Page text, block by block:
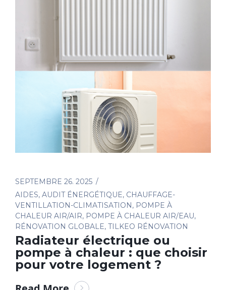
SEPTEMBRE 26. 2025
AIDES, AUDIT ÉNERGÉTIQUE, CHAUFFAGE-
VENTILLATION-CLIMATISATION, POMPE À
CHALEUR AIR/AIR, POMPE À CHALEUR AIR/EAU,
RÉNOVATION GLOBALE, TILKEO RÉNOVATION
Radiateur électrique ou
pompe à chaleur : que choisir
pour votre logement ?